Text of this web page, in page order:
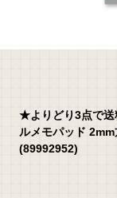
★よりどり3点で
ルメモパッド 2mm
(89992952)